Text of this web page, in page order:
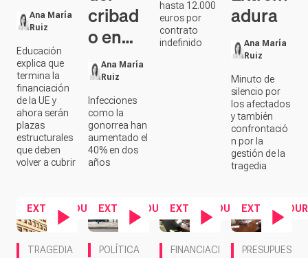
Ana María
Ruiz
Educación
explica que
termina la
financiación
de la UE y
ahora serán
plazas
estructurales
que deben
volver a cubrir
cribad
o en…
Ana María
Ruiz
Infecciones
como la
gonorrea han
aumentado el
40% en dos
años
hasta 12.000
euros por
contrato
indefinido
adura
Ana María
Ruiz
Minuto de
silencio por
los afectados
y también
confrontació
n por la
gestión de la
tragedia
EXTREMADURA
TRAGEDIA
EXTREMADURA
POLÍTICA
EXTREMADURA
FINANCIACI
PRESUPUES